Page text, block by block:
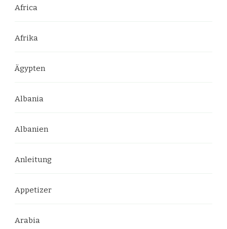
Africa
Afrika
Ägypten
Albania
Albanien
Anleitung
Appetizer
Arabia